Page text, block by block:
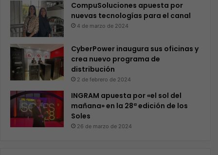
CompuSoluciones apuesta por
nuevas tecnologías para el canal
4 de marzo de 2024
CyberPower inaugura sus oficinas y
crea nuevo programa de
distribución
2 de febrero de 2024
INGRAM apuesta por «el sol del
mañana» en la 28ª edición de los
Soles
26 de marzo de 2024